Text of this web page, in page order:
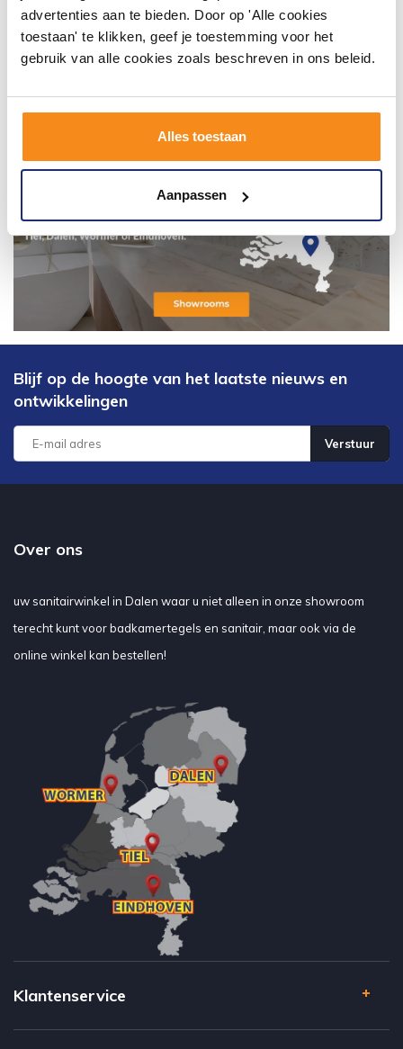
advertenties aan te bieden. Door op 'Alle cookies
toestaan' te klikken, geef je toestemming voor het
gebruik van alle cookies zoals beschreven in ons beleid.
Alles toestaan
Aanpassen
Blijf op de hoogte van het laatste nieuws en
ontwikkelingen
Verstuur
Over ons
uw sanitairwinkel in Dalen waar u niet alleen in onze showroom
terecht kunt voor badkamertegels en sanitair, maar ook via de
online winkel kan bestellen!
Klantenservice